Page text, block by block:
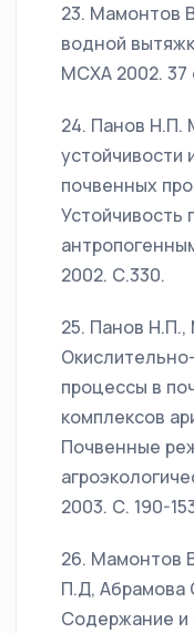
23. Мамонтов
водной
МСХА 2002. 37
24. Панов Н.П.
устойчивости
почвенных
Устойчивость
2002. С.330.
25. Панов
процессы в
комплексов
Почвенные
2003. С. 190-
26. Мамонтов
П.Д, Абрамова
Содержание и